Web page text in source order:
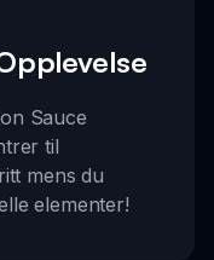
Sauce
til
mens du
elementer!